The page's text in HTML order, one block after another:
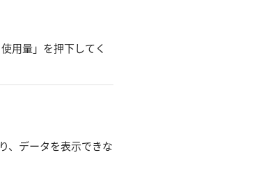
用量」を押下してく
、データを表示できな